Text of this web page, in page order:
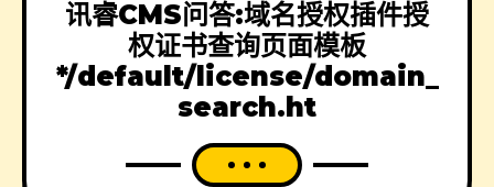
讯睿CMS问答:域名授权插件授
权证书查询页面模板
*/default/license/domain_
search.ht